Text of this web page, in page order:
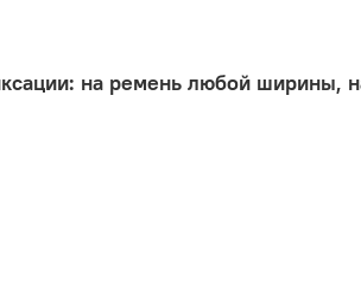
на ремень любой ширины,